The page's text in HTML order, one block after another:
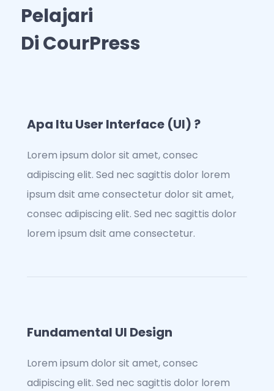
Pelajari
Di CourPress
Apa Itu User Interface (UI) ?
Lorem ipsum dolor sit amet, consec
adipiscing elit. Sed nec sagittis dolor lorem
ipsum dsit ame consectetur dolor sit amet,
consec adipiscing elit. Sed nec sagittis dolor
lorem ipsum dsit ame consectetur.
Fundamental UI Design
Lorem ipsum dolor sit amet, consec
adipiscing elit. Sed nec sagittis dolor lorem